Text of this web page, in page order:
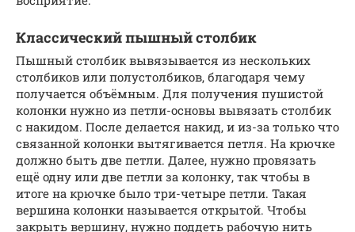
Классический пышный столбик
Пышный столбик вывязывается из нескольких
столбиков или полустолбиков, благодаря чему
получается объёмным. Для получения пушистой
колонки нужно из петли-основы вывязать столбик
с накидом. После делается накид, и из-за только что
связанной колонки вытягивается петля. На крючке
должно быть две петли. Далее, нужно провязать
ещё одну или две петли за колонку, так чтобы в
итоге на крючке было три-четыре петли. Такая
вершина колонки называется открытой. Чтобы
закрыть вершину, нужно поддеть рабочую нить